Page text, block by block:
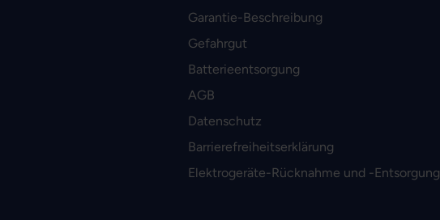
Garantie-Beschreibung
Gefahrgut
Batterieentsorgung
AGB
Datenschutz
Barrierefreiheitserklärung
Elektrogeräte-Rücknahme und -Entsorgung